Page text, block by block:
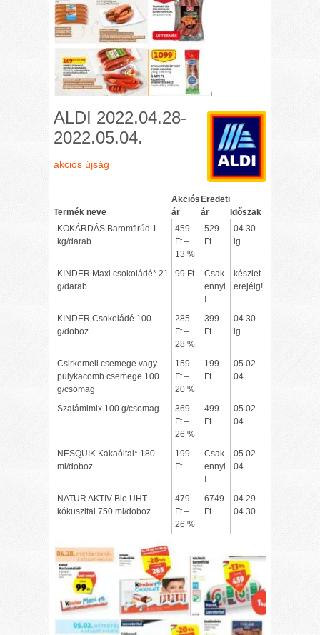
ALDI 2022.04.28-
2022.05.04.
akciós újság
Termék neve
Akciós
ár
Eredeti
ár
Időszak
KOKÁRDÁS Baromfirúd 1
kg/darab
459
Ft –
13 %
529
Ft
04.30-
ig
KINDER Maxi csokoládé* 21
g/darab
99 Ft
Csak
ennyi
!
készlet
erejéig!
KINDER Csokoládé 100
g/doboz
285
Ft –
28 %
399
Ft
04.30-
ig
Csirkemell csemege vagy
pulykacomb csemege 100
g/csomag
159
Ft –
20 %
199
Ft
05.02-
04
Szalámimix 100 g/csomag
369
Ft –
26 %
499
Ft
05.02-
04
NESQUIK Kakaóital* 180
ml/doboz
199
Ft
Csak
ennyi
!
05.02-
04
NATUR AKTIV Bio UHT
kókuszital 750 ml/doboz
479
Ft –
26 %
6749
Ft
04.29-
04.30